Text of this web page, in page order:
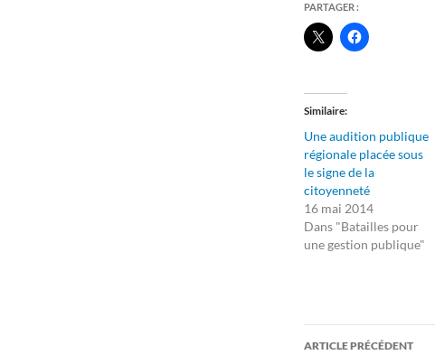
PARTAGER :
Similaire
Une audition publique
régionale placée sous
le signe de la
citoyenneté
16 mai 2014
Dans "Batailles pour
une gestion publique"
Navigation
ARTICLE PRÉCÉDENT